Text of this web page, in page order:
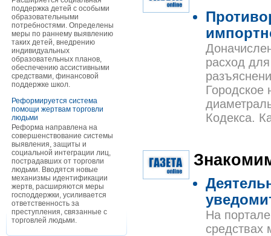
поддержка детей с особыми
образовательными
потребностями. Определены
меры по раннему выявлению
таких детей, внедрению
индивидуальных
образовательных планов,
обеспечению ассистивными
средствами, финансовой
поддержке школ.
Реформируется система
помощи жертвам торговли
людьми
Реформа направлена на
совершенствование системы
выявления, защиты и
социальной интеграции лиц,
пострадавших от торговли
людьми. Вводятся новые
механизмы идентификации
жертв, расширяются меры
господдержки, усиливается
ответственность за
преступления, связанные с
торговлей людьми.
расход
Городское
Кодекса.
На
средствах